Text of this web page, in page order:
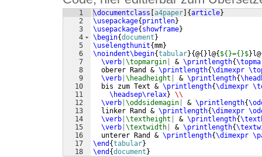
1
2
3
4
5
6
7
8
9
10
11
12
13
14
15
16
17
18
\documentclass a4paper {article}
\usepackage{ printlen}
\usepackage{ showframe}
\begin{document }
\uselengthunit{mm}
\noindent\begin{tabular}{@{ } l@{ ${}={}$} l@
\verb \topmargin & \printlength{
  oberer Rand &
\printlength{\dimexpr
\verb \headheight & \printlength{
  bis zum Text &
\printlength{\dimexpr
\headsep\relax} \\
\verb \oddsidemagin & \printlength{
  linker Rand &
\printlength{\dimexpr
\verb \textheight & \printlength{
\verb \textwidth & \printlength{
  unterer Rand &
\printlength{\dimexpr
\end {tabular}
\end {document }